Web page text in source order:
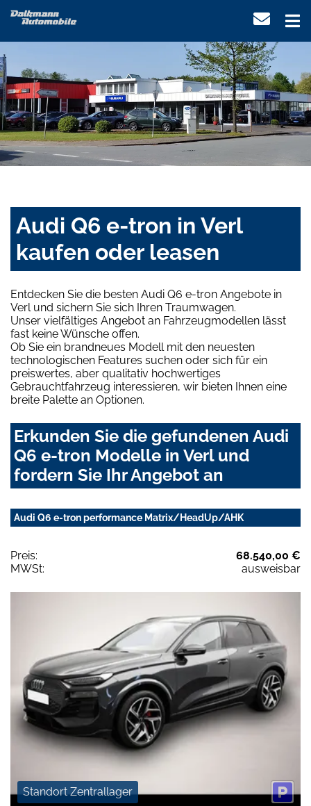
Audi Q6 e-tron in Verl
kaufen oder leasen
Entdecken Sie die besten Audi Q6 e-tron Angebote in
Verl und sichern Sie sich Ihren Traumwagen.
Unser vielfältiges Angebot an Fahrzeugmodellen lässt
fast keine Wünsche offen.
Ob Sie ein brandneues Modell mit den neuesten
technologischen Features suchen oder sich für ein
preiswertes, aber qualitativ hochwertiges
Gebrauchtfahrzeug interessieren, wir bieten Ihnen eine
breite Palette an Optionen.
Erkunden Sie die gefundenen Audi
Q6 e-tron Modelle in Verl und
fordern Sie Ihr Angebot an
Audi Q6 e-tron performance Matrix/HeadUp/AHK
Preis:
68.540,00 €
MWSt:
ausweisbar
Standort Zentrallager